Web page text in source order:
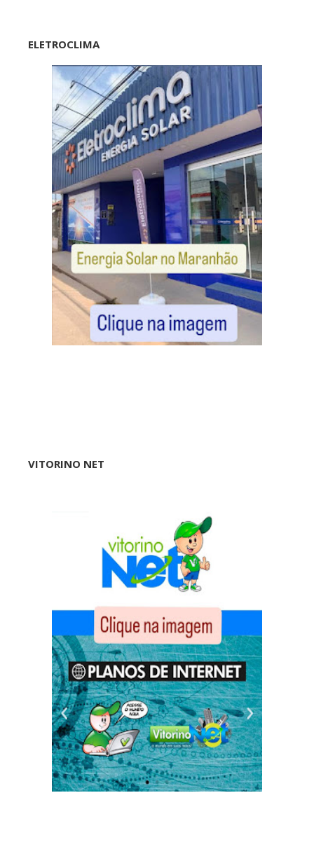
ELETROCLIMA
VITORINO NET